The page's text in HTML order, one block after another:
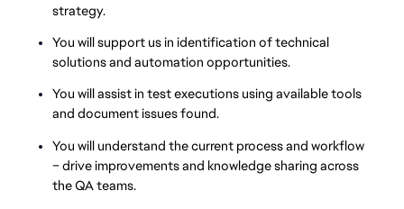
strategy.
You will support us in identification of technical
solutions and automation opportunities.
You will assist in test executions using available tools
and document issues found.
You will understand the current process and workflow
– drive improvements and knowledge sharing across
the QA teams.